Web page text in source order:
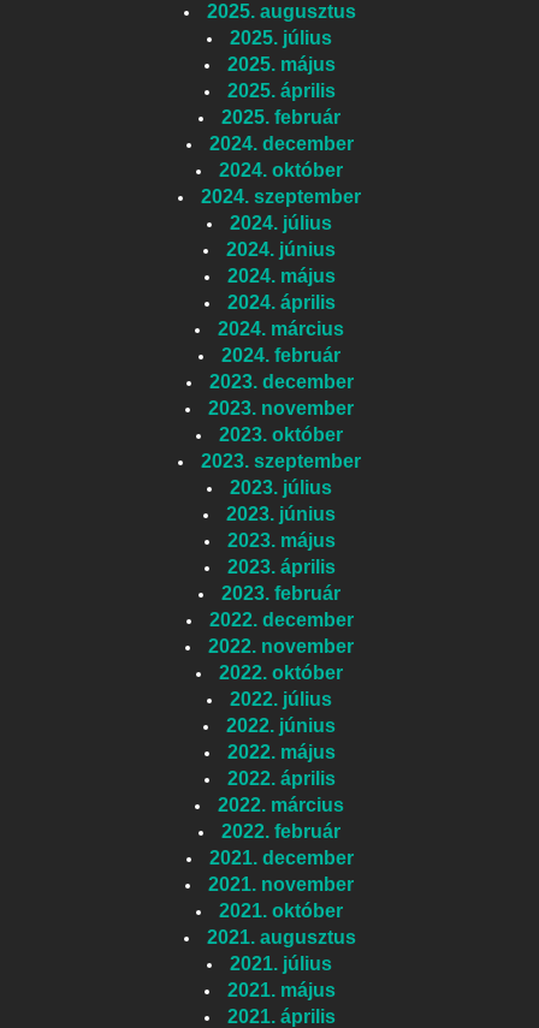
2025. augusztus
2025. július
2025. május
2025. április
2025. február
2024. december
2024. október
2024. szeptember
2024. július
2024. június
2024. május
2024. április
2024. március
2024. február
2023. december
2023. november
2023. október
2023. szeptember
2023. július
2023. június
2023. május
2023. április
2023. február
2022. december
2022. november
2022. október
2022. július
2022. június
2022. május
2022. április
2022. március
2022. február
2021. december
2021. november
2021. október
2021. augusztus
2021. július
2021. május
2021. április